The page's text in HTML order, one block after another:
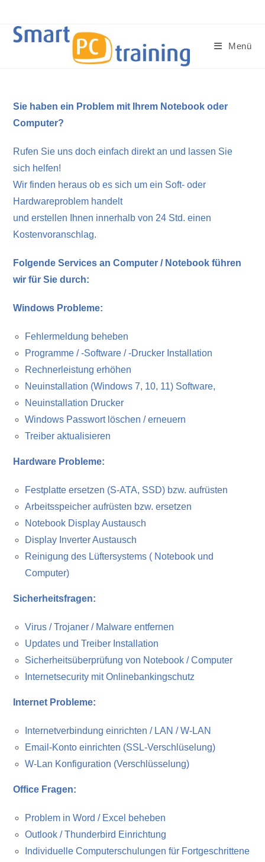
springen
Menü
Sie haben ein Problem mit Ihrem Notebook oder
Computer?
Rufen Sie uns doch einfach direkt an und lassen Sie
sich helfen!
Wir finden heraus ob es sich um ein Soft- oder
Hardwareproblem handelt
und erstellen Ihnen innerhalb von 24 Std. einen
Kostenvoranschlag.
Folgende Services an Computer / Notebook führen
wir für Sie durch:
Windows Probleme:
Fehlermeldung beheben
Programme / -Software / -Drucker Installation
Rechnerleistung erhöhen
Neuinstallation (Windows 7, 10, 11) Software,
Neuinstallation Drucker
Windows Passwort löschen / erneuern
Treiber aktualisieren
Hardware Probleme:
Festplatte ersetzen (S-ATA, SSD) bzw. aufrüsten
Arbeitsspeicher aufrüsten bzw. ersetzen
Notebook Display Austausch
Display Inverter Austausch
Reinigung des Lüftersystems ( Notebook und
Computer)
Sicherheitsfragen:
Virus / Trojaner / Malware entfernen
Updates und Treiber Installation
Sicherheitsüberprüfung von Notebook / Computer
Internetsecurity mit Onlinebankingschutz
Internet Probleme:
Internetverbindung einrichten / LAN / W-LAN
Email-Konto einrichten (SSL-Verschlüselung)
W-Lan Konfiguration (Verschlüsselung)
Office Fragen:
Problem in Word / Excel beheben
Outlook / Thunderbird Einrichtung
Individuelle Computerschulungen für Fortgeschrittene